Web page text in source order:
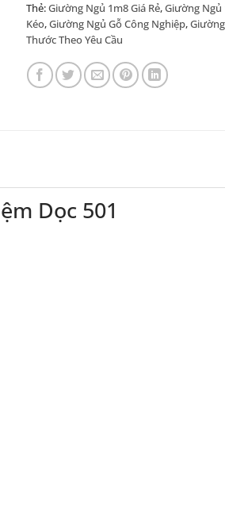
Thẻ:Giường Ngủ 1m8 Giá Rẻ,Giường Ngủ
Kéo,Giường Ngủ Gỗ Công Nghiệp,
Thước Theo Yêu Cầu
Dọc 501